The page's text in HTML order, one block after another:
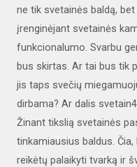
ne tik svetainės baldą,
įrenginėjant svetainės
funkcionalumo. Svarbu
bus skirtas. Ar tai bus tik
jis taps svečių
dirbama? Ar dalis
Žinant tikslią svetainės
tinkamiausius baldus.
reikėtų palaikyti tvarką ir